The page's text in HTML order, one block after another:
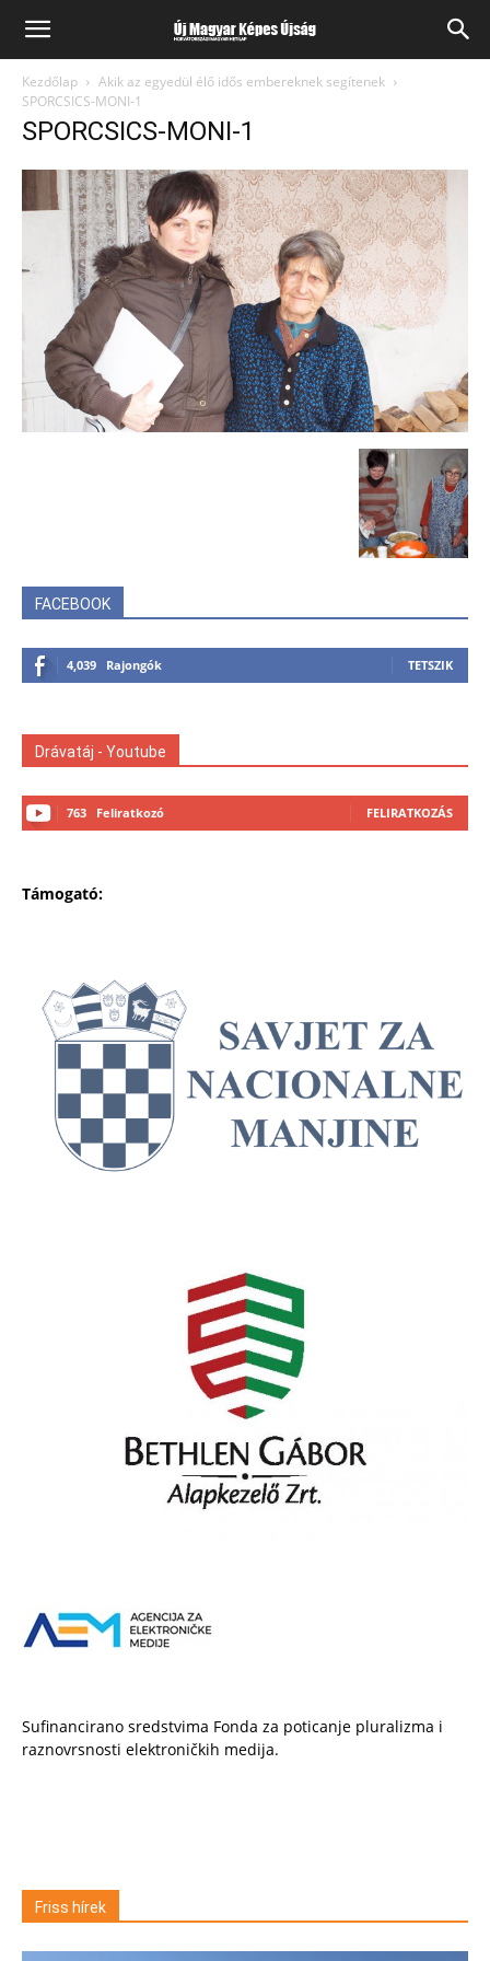
Kezdőlap
Akik az egyedül élő idős embereknek segítenek
SPORCSICS-MONI-1
SPORCSICS-MONI-1
FACEBOOK
4,039 Rajongók TETSZIK
Drávatáj - Youtube
763 Feliratkozó FELIRATKOZÁS
Támogató:
Sufinancirano sredstvima Fonda za poticanje pluralizma i
raznovrsnosti elektroničkih medija.
Friss hírek